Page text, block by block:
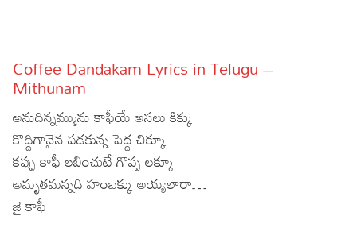
Articles
Facts
Devotional
Christianity
Hindi
Coffee Dandakam Lyrics in Telugu –
Mithunam
అనుదిన్నమ్మును కాఫీయే అసలు కిక్కు
కొద్దిగానైన పడకున్న పెద్ద చిక్కూ
కప్పు కాఫీ లబించుటే గొప్ప లక్కూ
అమృతమన్నది హంబక్కు అయ్యలారా…
జై కాఫీ